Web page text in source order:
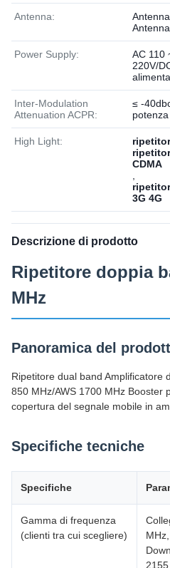
Antenna:
Power Supply:
AC 110
220V/
Inter-Modulation
Attenuation ACPR:
≤ -
High Light:
CDMA
3G 4G
Descrizione di prodotto
Ripetitore doppia
MHz
Panoramica del
Ripetitore dual band Amplificatore
850 MHz/AWS 1700 MHz Booster
copertura del segnale mobile in
Specifiche tecniche
Specifiche
Gamma di frequenza
(clienti tra cui scegliere)